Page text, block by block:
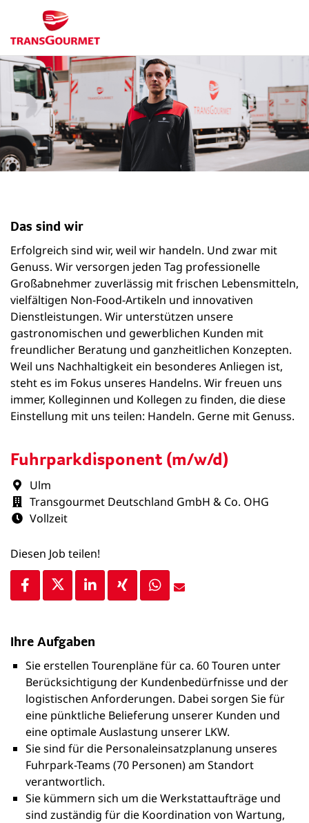
Fuhrparkdisponent (m/w/d)
Ulm
Transgourmet Deutschland GmbH & Co. OHG
Vollzeit
Diesen Job teilen!
Das sind wir
Erfolgreich sind wir, weil wir handeln. Und zwar mit
Genuss. Wir versorgen jeden Tag professionelle
Großabnehmer zuverlässig mit frischen Lebensmitteln,
vielfältigen Non-Food-Artikeln und innovativen
Dienstleistungen. Wir unterstützen unsere
gastronomischen und gewerblichen Kunden mit
freundlicher Beratung und ganzheitlichen Konzepten.
Weil uns Nachhaltigkeit ein besonderes Anliegen ist,
steht es im Fokus unseres Handelns. Wir freuen uns
immer, Kolleginnen und Kollegen zu finden, die diese
Einstellung mit uns teilen: Handeln. Gerne mit Genuss.
Ihre Aufgaben
Sie erstellen Tourenpläne für ca. 60 Touren unter
Berücksichtigung der Kundenbedürfnisse und der
logistischen Anforderungen. Dabei sorgen Sie für
eine pünktliche Belieferung unserer Kunden und
eine optimale Auslastung unserer LKW.
Sie sind für die Personaleinsatzplanung unseres
Fuhrpark-Teams (70 Personen) am Standort
verantwortlich.
Sie kümmern sich um die Werkstattaufträge und
sind zuständig für die Koordination von Wartung,